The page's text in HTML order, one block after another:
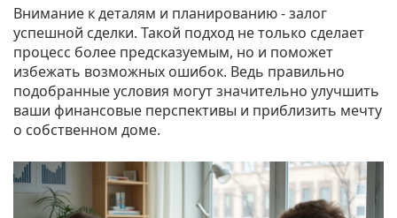
Внимание к деталям и планированию - залог
успешной сделки. Такой подход не только сделает
процесс более предсказуемым, но и поможет
избежать возможных ошибок. Ведь правильно
подобранные условия могут значительно улучшить
ваши финансовые перспективы и приблизить мечту
о собственном доме.